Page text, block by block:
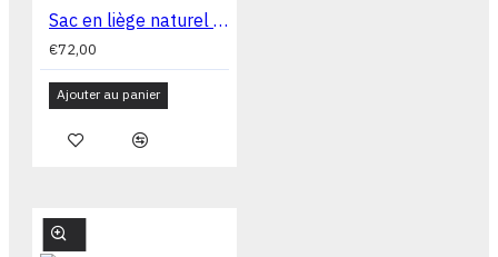
Sac en liège naturel avec bandoulière 22 x 20 x 12 cm CA338FL
€72,00
Ajouter au panier